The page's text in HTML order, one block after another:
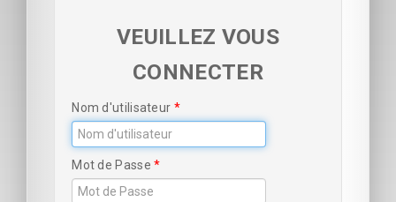
VEUILLEZ VOUS
CONNECTER
Nom d'utilisateur
Mot de Passe